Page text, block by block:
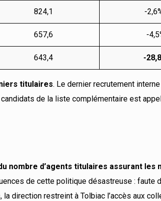
824,1 -
657,6 -
643,4 -
titulaires. Le dernier recrutement
de la liste complémentaire est
nombre d’agents titulaires assurant les
de cette politique désastreuse : faute
direction restreint à Tolbiac l’accès aux